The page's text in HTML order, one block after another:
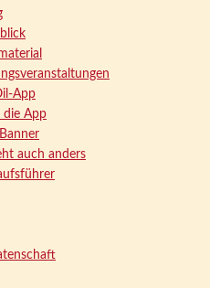
App
die App
auch anders